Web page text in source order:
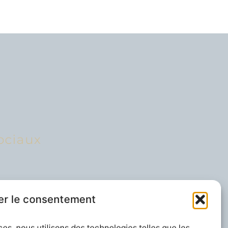
le consentement
nerveux.